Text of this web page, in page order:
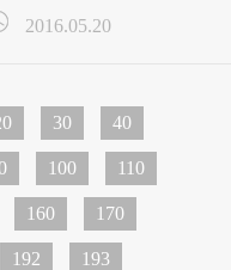
2016.05.20
30 40
100 110
160 170
192 193